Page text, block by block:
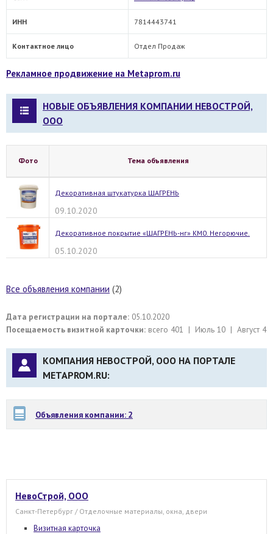
ИНН 7814443741
Контактное лицо Отдел Продаж
Рекламное продвижение на Metaprom.ru
НОВЫЕ ОБЪЯВЛЕНИЯ КОМПАНИИ НЕВОСТРОЙ,
ООО
Фото Тема объявления
Декоративная штукатурка ШАГРЕНЬ
09.10.2020
Декоративное покрытие «ШАГРЕНЬ-нг» КМ0. Негорючие.
05.10.2020
Все объявления компании (2)
Дата регистрации на портале: 05.10.2020
Посещаемость визитной карточки: всего 401 | Июль 10 | Август 4
КОМПАНИЯ НЕВОСТРОЙ, ООО НА ПОРТАЛЕ
METAPROM.RU:
Объявления компании: 2
НевоСтрой, ООО
Санкт-Петербург / Отделочные материалы, окна, двери
Визитная карточка